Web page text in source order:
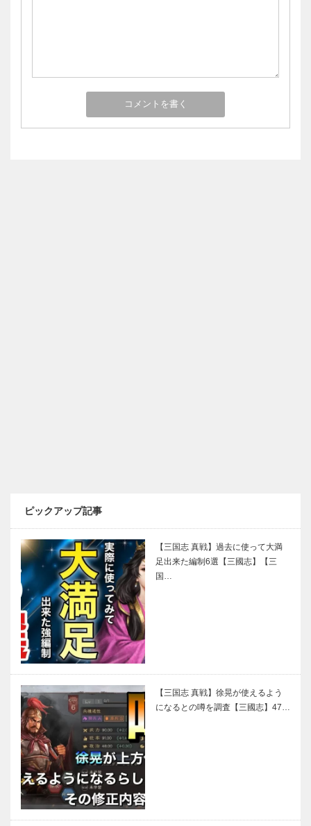
ピックアップ記事
【三国志 真戦】過去に使って大満
足出来た編制6選【三國志】【三
国…
【三国志 真戦】徐晃が使えるよう
になるとの噂を調査【三國志】47…